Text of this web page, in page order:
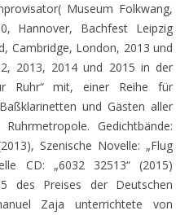
Museum Folkwang,
Hannover, Bachfest Leipzig
Cambridge, London, 2013 und
2013, 2014 und 2015 in der
Ruhr“ mit, einer Reihe für
und Gästen aller
Gedichtbände:
Szenische Novelle: „Flug
CD: „6032 32513“ (2015)
des Preises der Deutschen
Zaja unterrichtete von